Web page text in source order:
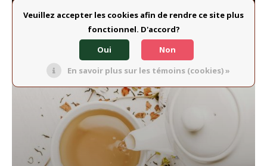
Veuillez accepter les cookies afin de rendre ce site plus
fonctionnel. D'accord?
Oui
Non
En savoir plus sur les témoins (cookies) »